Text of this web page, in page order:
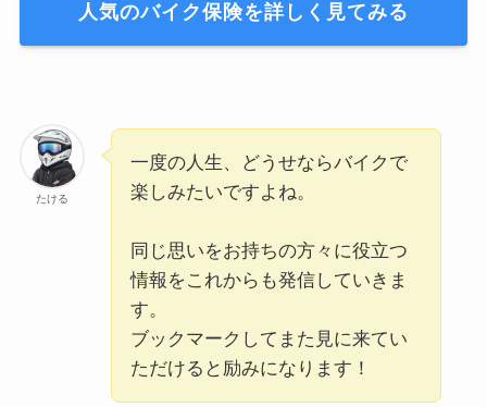
人気のバイク保険を詳しく見てみる
たける
一度の人生、どうせならバイクで
楽しみたいですよね。
同じ思いをお持ちの方々に役立つ
情報をこれからも発信していきま
す。
ブックマークしてまた見に来てい
ただけると励みになります！